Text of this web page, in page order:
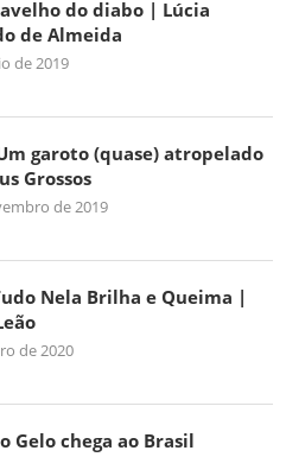
do diabo | Lúcia
de Almeida
de 2019
garoto (quase) atropelado
Grossos
de 2019
Nela Brilha e Queima |
de 2020
Gelo chega ao Brasil